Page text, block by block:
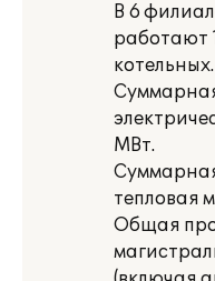
В 6
работают
котельных.
МВт.
тепловая
Общая